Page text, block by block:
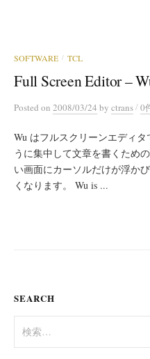
SOFTWARE / TCL
Full Screen Editor –
Posted on 2008/03/24 by ctrans/0
Wu はフルスクリーンエディタ
うに集中して文章を書くため
い画面にカーソルだけが浮か
くなります。 Wu is ...
SEARCH
索: